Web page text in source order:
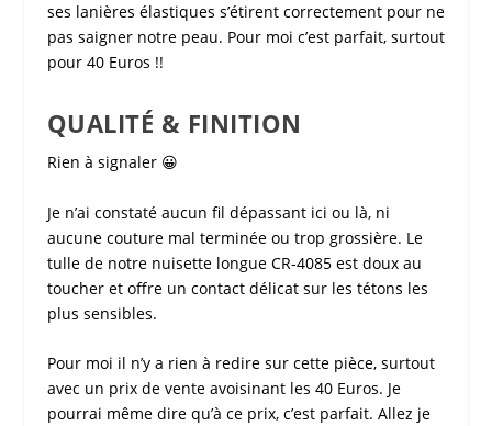
ses lanières élastiques s’étirent correctement pour ne
pas saigner notre peau. Pour moi c’est parfait, surtout
pour 40 Euros !!
QUALITÉ & FINITION
Rien à signaler 😀
Je n’ai constaté aucun fil dépassant ici ou là, ni
aucune couture mal terminée ou trop grossière. Le
tulle de notre nuisette longue CR-4085est doux au
toucher et offre un contact délicat sur les tétons les
plus sensibles.
Pour moi il n’y a rien à redire sur cette pièce, surtout
avec un prix de vente avoisinant les 40 Euros. Je
pourrai même dire qu’à ce prix, c’est parfait. Allez je